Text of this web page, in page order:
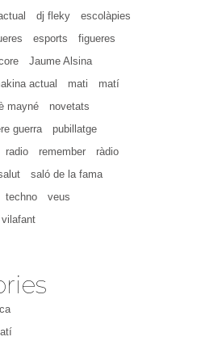
dj fleky
escolàpies
esports
figueres
Jaume Alsina
actual mati
matí
mayné
novetats
guerra
pubillatge
radio remember
ràdio
saló de la fama
techno
veus
vilafant